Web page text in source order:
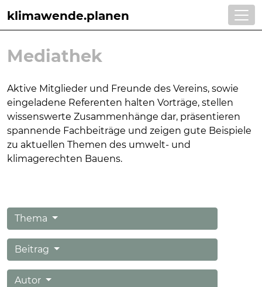
klimawende.planen
Mediathek
Aktive Mitglieder und Freunde des Vereins, sowie
eingeladene Referenten halten Vorträge, stellen
wissenswerte Zusammenhänge dar, präsentieren
spannende Fachbeiträge und zeigen gute Beispie le
zu aktuellen Themen des umwelt- und
klimagerechten Bauens.
Thema
Beitrag
Autor